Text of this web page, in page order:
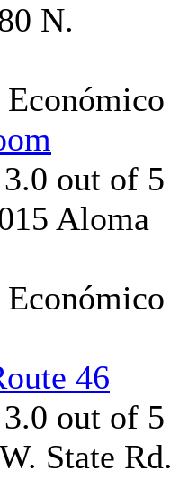
N.
Económico
Aloma
Económico
46
State Rd.